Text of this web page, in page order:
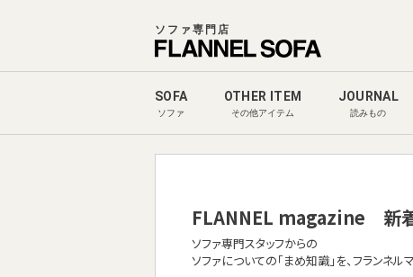
ソファ専門店
SOFA
ソファ
OTHER ITEM
その他アイテム
JOURNAL
読みもの
FLANNEL magazine 新
ソファ専門スタッフからの
ソファについての「まめ知識」を、フランネル